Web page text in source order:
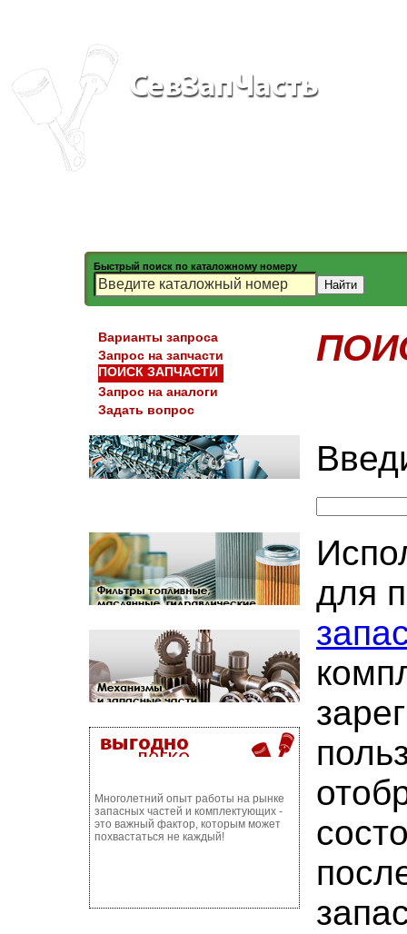
Быстрый поиск по каталожному номеру
Варианты запроса
Запрос на запчасти
ПОИСК ЗАПЧАСТИ
Запрос на аналоги
Задать вопрос
Многолетний опыт работы на рынке
запасных частей и комплектующих -
это важный фактор, которым может
похвастаться не каждый!
для